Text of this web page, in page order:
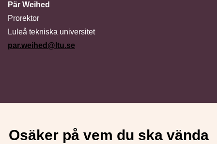
Pär Weihed
Prorektor
Luleå tekniska universitet
par.weihed@ltu.se
Osäker på vem du ska vända